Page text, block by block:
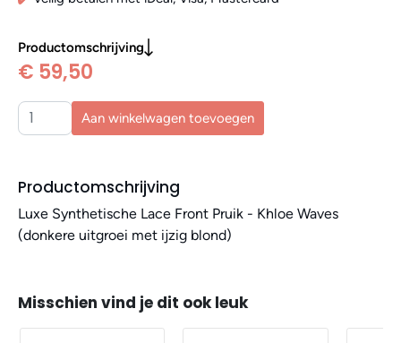
Productomschrijving
€ 59,50
Aan winkelwagen toevoegen
Productomschrijving
Luxe Synthetische Lace Front Pruik - Khloe Waves
(donkere uitgroei met ijzig blond)
Misschien vind je dit ook leuk